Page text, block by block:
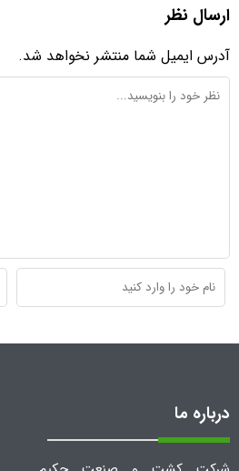
ارسال نظر
آدرس ایمیل شما منتشر نخواهد شد.
درباره ما